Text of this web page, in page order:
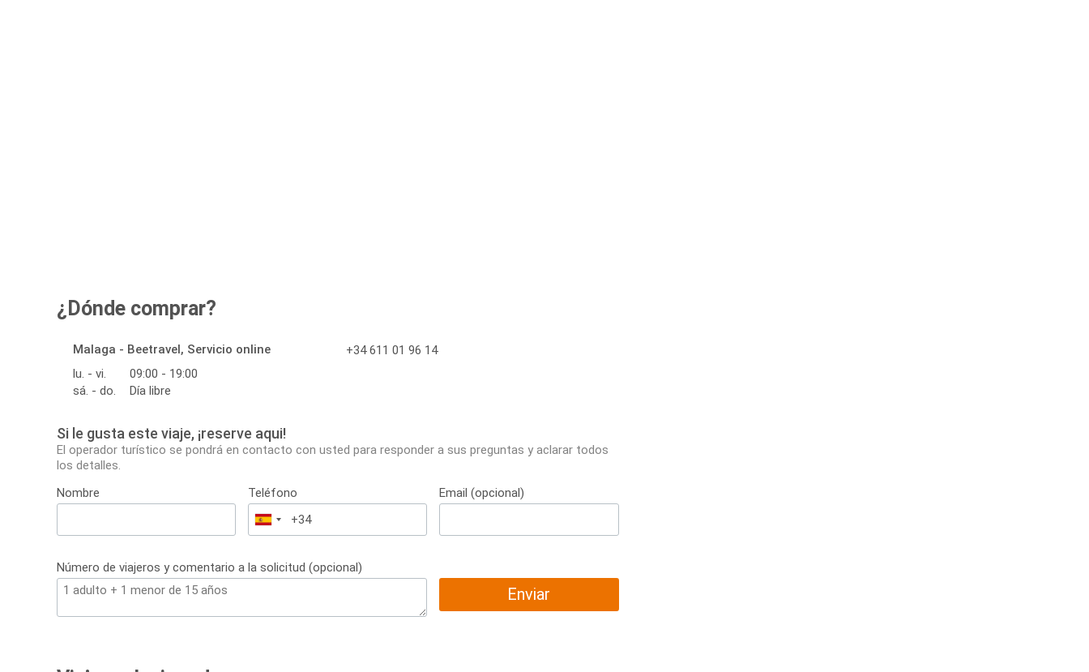
¿Dónde comprar?
Malaga - Beetravel, Servicio online
lu. - vi.
09:00 - 19:00
sá. - do.
Día libre
+34 611 01 96 14
Si le gusta este viaje, ¡reserve aqui!
El operador turístico se pondrá en contacto con usted para responder a sus preguntas y aclarar todos
los detalles.
Nombre
Teléfono
España
+34
Email (opcional)
Número de viajeros y comentario a la solicitud (opcional)
Enviar